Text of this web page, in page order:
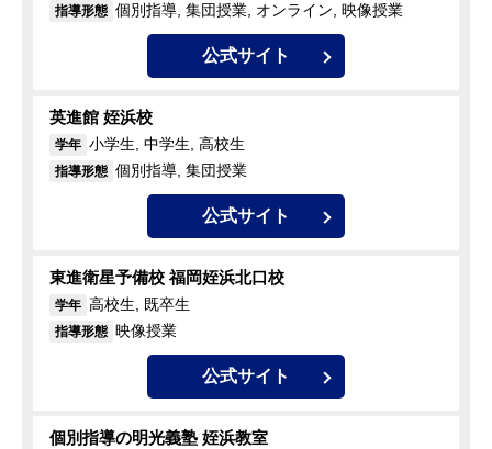
指導形態 個別指導, 集団授業, オンライン, 映像授業
公式サイト
英進館 姪浜校
学年 小学生, 中学生, 高校生
指導形態 個別指導, 集団授業
公式サイト
東進衛星予備校 福岡姪浜北口校
学年 高校生, 既卒生
指導形態 映像授業
公式サイト
個別指導の明光義塾 姪浜教室